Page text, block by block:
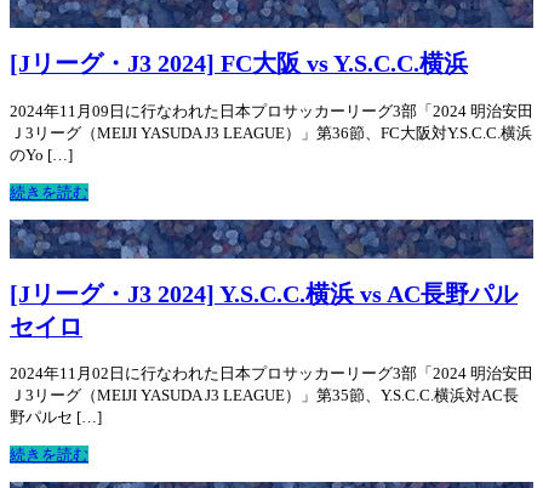
[Jリーグ・J3 2024] FC大阪 vs Y.S.C.C.横浜
2024年11月09日に行なわれた日本プロサッカーリーグ3部「2024 明治安田
Ｊ3リーグ（MEIJI YASUDA J3 LEAGUE）」第36節、FC大阪対Y.S.C.C.横浜
のYo […]
続きを読む
[Jリーグ・J3 2024] Y.S.C.C.横浜 vs AC長野パル
セイロ
2024年11月02日に行なわれた日本プロサッカーリーグ3部「2024 明治安田
Ｊ3リーグ（MEIJI YASUDA J3 LEAGUE）」第35節、Y.S.C.C.横浜対AC長
野パルセ […]
続きを読む